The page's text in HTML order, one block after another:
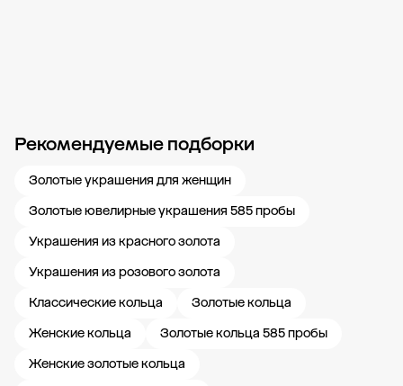
Рекомендуемые подборки
Золотые украшения для женщин
Золотые ювелирные украшения 585 пробы
Украшения из красного золота
Украшения из розового золота
Классические кольца
Золотые кольца
Женские кольца
Золотые кольца 585 пробы
Женские золотые кольца
Новости компании Журнал ЗОЛОТОЙ Блог